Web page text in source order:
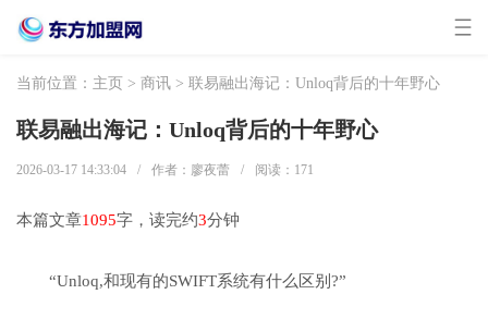
当前位置： 主页 > 商讯 > 联易融出海记：Unloq背后的十年野心
联易融出海记：Unloq背后的十年野心
2026-03-17 14:33:04 / 作者：廖夜蕾 / 阅读： 171
本篇文章1095字，读完约3分钟
“Unloq,和现有的SWIFT系统有什么区别?”